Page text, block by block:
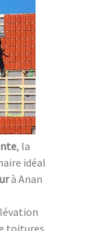
, la
idéal
à Anan
toitures